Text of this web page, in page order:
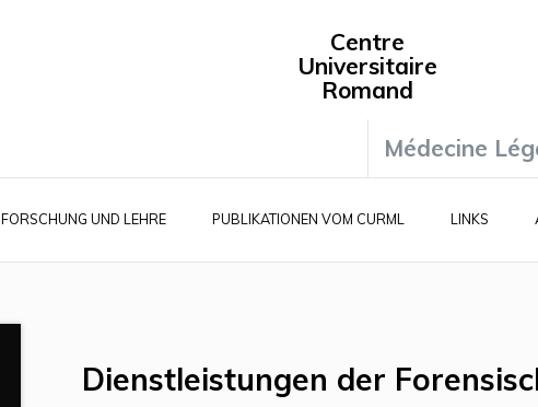
Centre
Universitaire
Romand
Médecine
FORSCHUNG UND LEHRE PUBLIKATIONEN VOM CURML LINKS
Dienstleistungen der